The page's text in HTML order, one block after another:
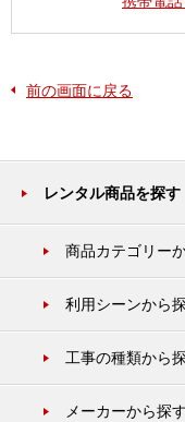
前の画面に戻る
レンタル商品を探す
商品カテゴリー
利用シーンから
工事の種類から
メーカーから探す